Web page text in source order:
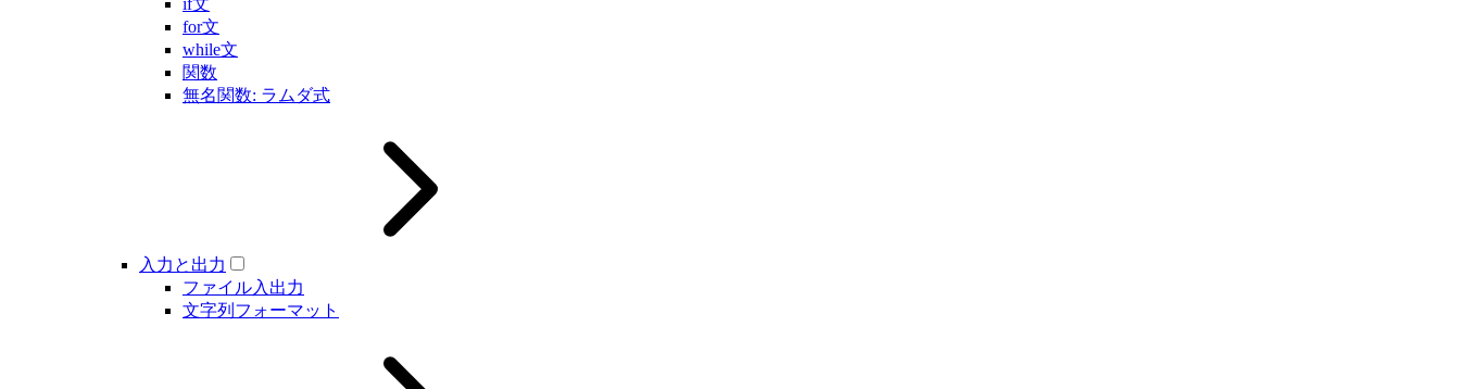
if文
for文
while文
関数
無名関数: ラムダ式
入力と出力
ファイル入出力
文字列フォーマット